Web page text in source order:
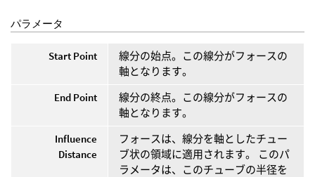
パラメータ
Start Point
線分の始点。この線分がフォースの
軸となります。
End Point
線分の終点。この線分がフォースの
軸となります。
Influence
Distance
フォースは、線分を軸としたチュー
ブ状の領域に適用されます。 このパ
ラメータは、このチューブの半径を